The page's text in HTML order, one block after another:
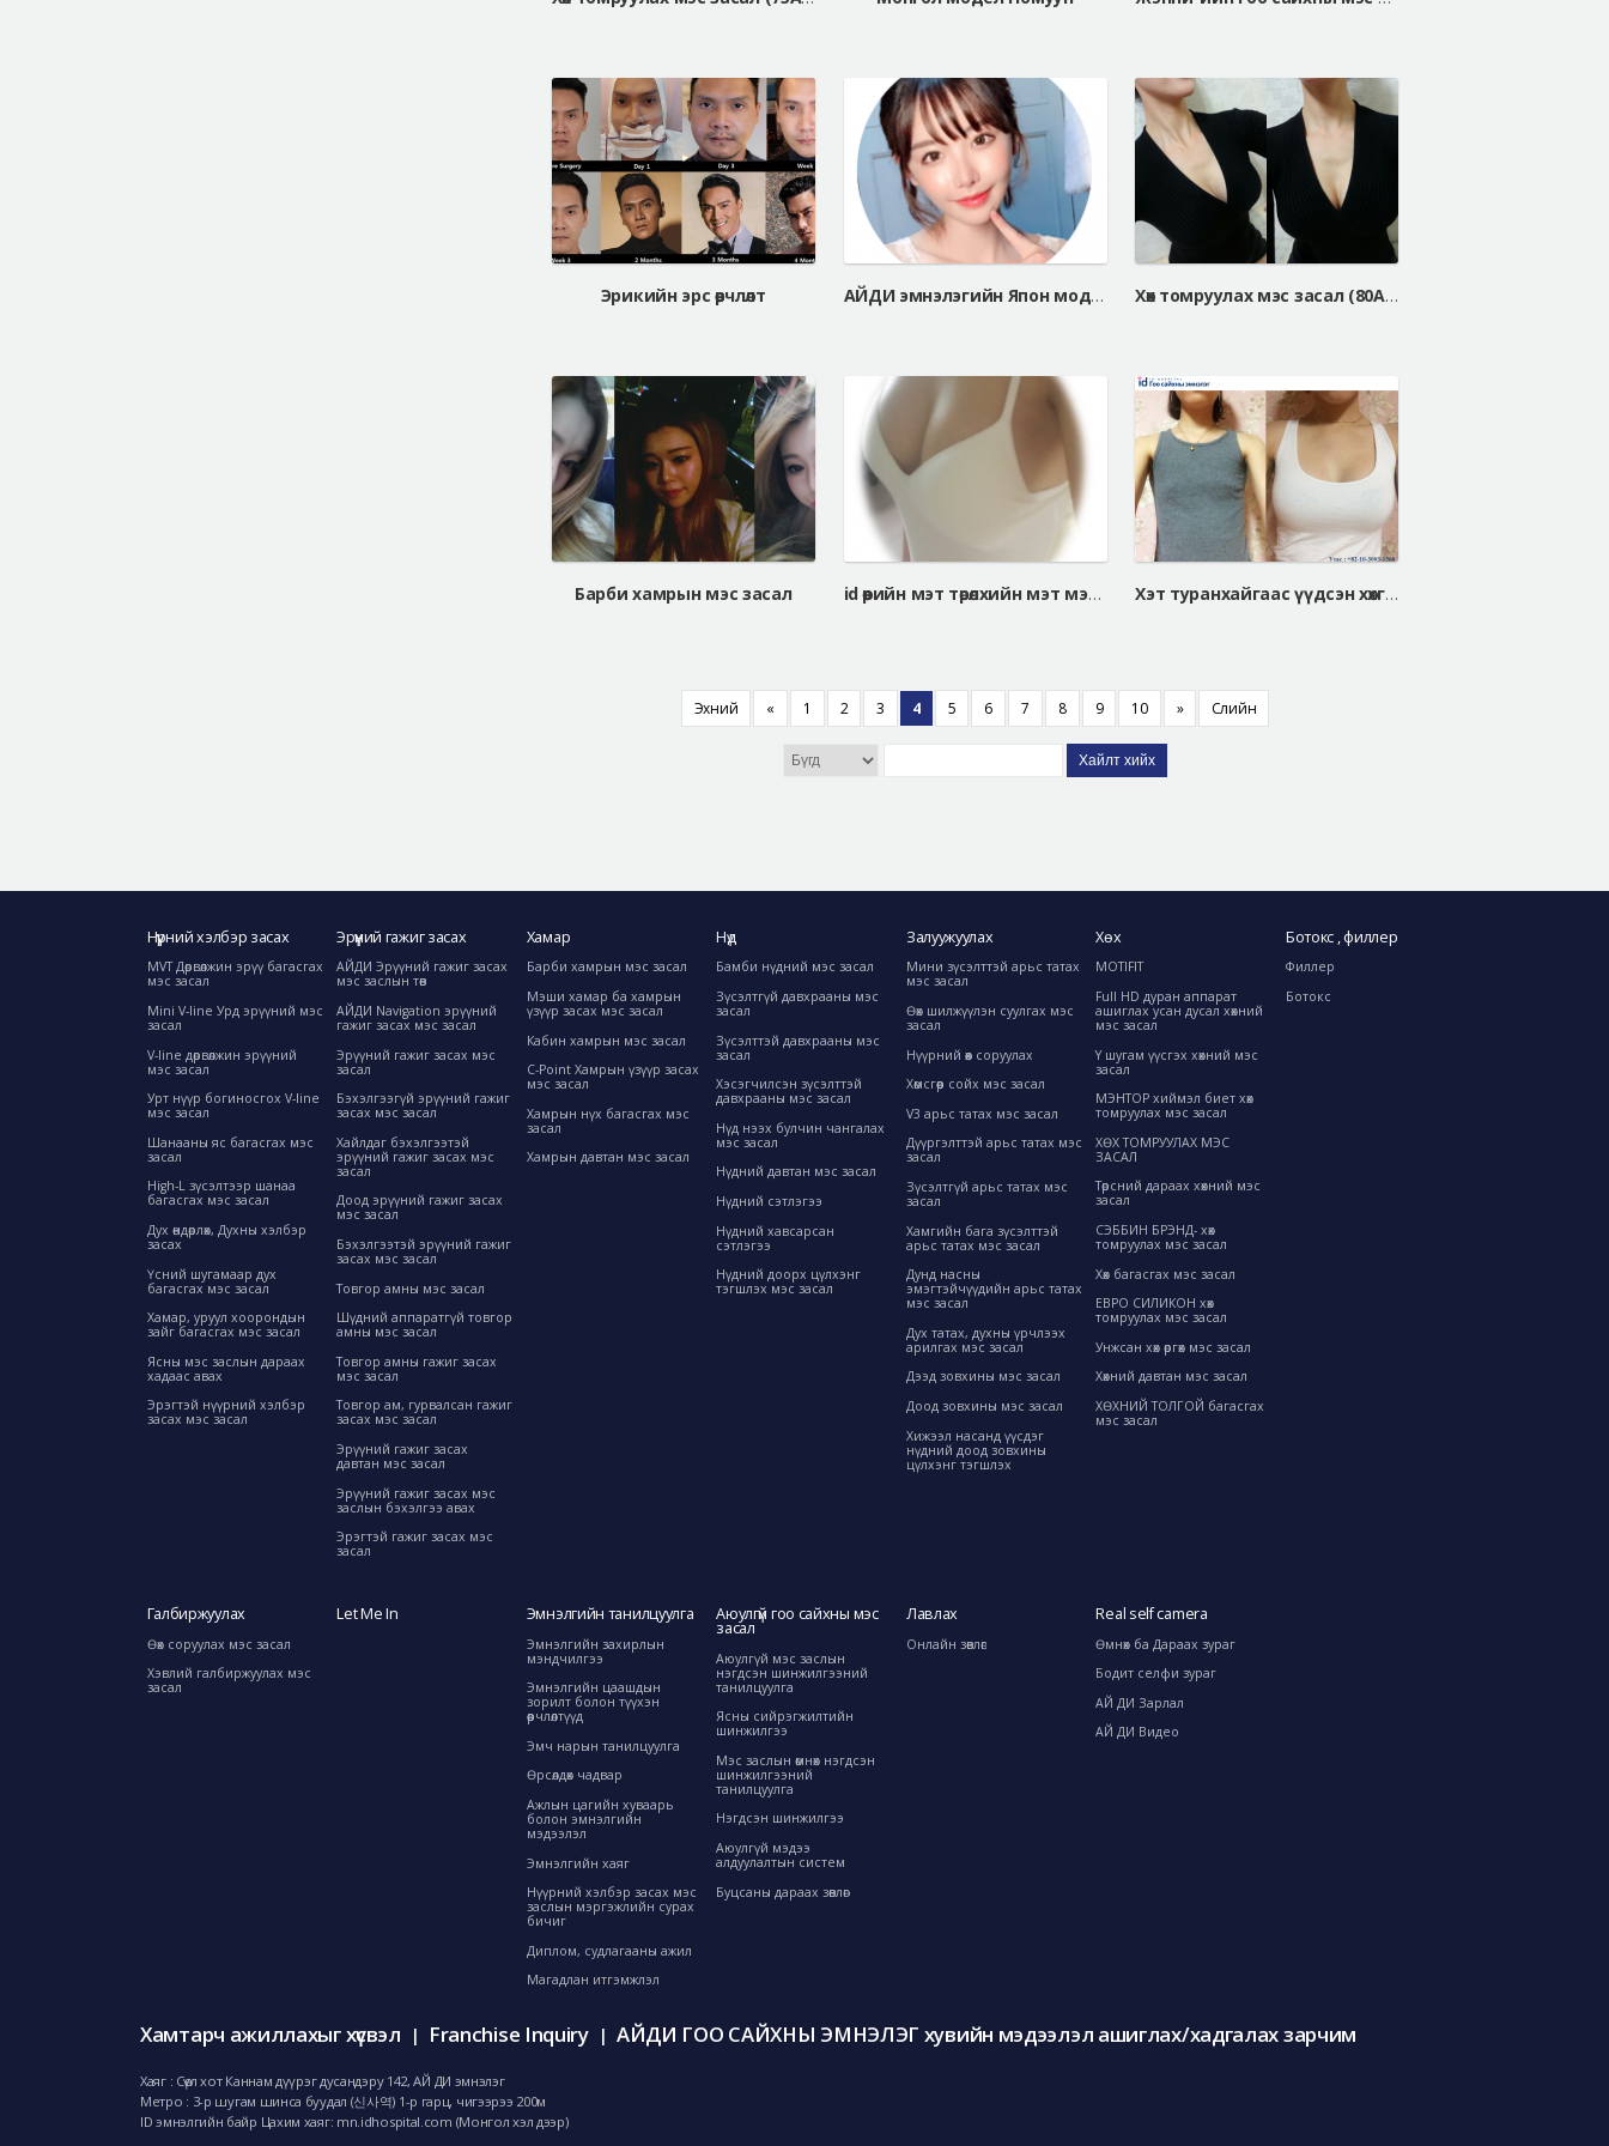
Эрикийн эрс өөрчлөлт АЙДИ эмнэлэгийн Япон модел А Жи Са Хөх томруулах мэс засал (80A=>80fullB Белла Жел)
Барби хамрын мэс засал id өөрийн мэт төрөлхийн мэт мэдрэмж: Белла Жел Майкро 75A=>75fullB Хэт туранхайгаас үүдсэн хөхгүй цээжэндээ хөх томруулах мэс засал хийлгэснээр....
Эхний « 1 2 3 4 5 6 7 8 9 10 » Сүүлийн
Хайлт хийх
Нүүрний хэлбэр засах
MVT Дөрвөлжин эрүү багасгах
мэс засал
Mini V-line Урд эрүүний мэс
засал
V-line дөрвөлжин эрүүний
мэс засал
Урт нүүр богиносгох V-line
мэс засал
Шанааны яс багасгах мэс
засал
High-L зүсэлтээр шанаа
багасгах мэс засал
Дух өндөрлөх, Духны хэлбэр
засах
Үсний шугамаар дух
багасгах мэс засал
Хамар, уруул хоорондын
зайг багасгах мэс засал
Ясны мэс заслын дараах
хадаас авах
Эрэгтэй нүүрний хэлбэр
засах мэс засал
Эрүүний гажиг засах
АЙДИ Эрүүний гажиг засах
мэс заслын төв
АЙДИ Navigation эрүүний
гажиг засах мэс засал
Эрүүний гажиг засах мэс
засал
Бэхэлгээгүй эрүүний гажиг
засах мэс засал
Хайлдаг бэхэлгээтэй
эрүүний гажиг засах мэс
засал
Доод эрүүний гажиг засах
мэс засал
Бэхэлгээтэй эрүүний гажиг
засах мэс засал
Товгор амны мэс засал
Шүдний аппаратгүй товгор
амны мэс засал
Товгор амны гажиг засах
мэс засал
Товгор ам, гурвалсан гажиг
засах мэс засал
Эрүүний гажиг засах
давтан мэс засал
Эрүүний гажиг засах мэс
заслын бэхэлгээ авах
Эрэгтэй гажиг засах мэс
засал
Хамар
Барби хамрын мэс засал
Мэши хамар ба хамрын
үзүүр засах мэс засал
Кабин хамрын мэс засал
C-Point Хамрын үзүүр засах
мэс засал
Хамрын нүх багасгах мэс
засал
Хамрын давтан мэс засал
Нүд
Бамби нүдний мэс засал
Зүсэлтгүй давхрааны мэс
засал
Зүсэлттэй давхрааны мэс
засал
Хэсэгчилсэн зүсэлттэй
давхрааны мэс засал
Нүд нээх булчин чангалах
мэс засал
Нүдний давтан мэс засал
Нүдний сэтлэгээ
Нүдний хавсарсан
сэтлэгээ
Нүдний доорх цүлхэнг
тэгшлэх мэс засал
Залуужуулах
Мини зүсэлттэй арьс татах
мэс засал
Өөх шилжүүлэн суулгах мэс
засал
Нүүрний өөх соруулах
Хөмсгөөр сойх мэс засал
V3 арьс татах мэс засал
Дүүргэлттэй арьс татах мэс
засал
Зүсэлтгүй арьс татах мэс
засал
Хамгийн бага зүсэлттэй
арьс татах мэс засал
Дунд насны
эмэгтэйчүүдийн арьс татах
мэс засал
Дух татах, духны үрчлээх
арилгах мэс засал
Дээд зовхины мэс засал
Доод зовхины мэс засал
Хижээл насанд үүсдэг
нүдний доод зовхины
цүлхэнг тэгшлэх
Хөх
MOTIFIT
Full HD дуран аппарат
ашиглах усан дусал хөхний
мэс засал
Y шугам үүсгэх хөхний мэс
засал
МЭНТОР хиймэл биет хөх
томруулах мэс засал
ХӨХ ТОМРУУЛАХ МЭС
ЗАСАЛ
Төрсний дараах хөхний мэс
засал
СЭББИН БРЭНД- хөх
томруулах мэс засал
Хөх багасгах мэс засал
ЕВРО СИЛИКОН хөх
томруулах мэс засал
Унжсан хөх өргөх мэс засал
Хөхний давтан мэс засал
ХӨХНИЙ ТОЛГОЙ багасгах
мэс засал
Ботокс , филлер
Филлер
Ботокс
Галбиржуулах
Өөх соруулах мэс засал
Хэвлий галбиржуулах мэс
засал
Let Me In Эмнэлгийн танилцуулга
Эмнэлгийн захирлын
мэндчилгээ
Эмнэлгийн цаашдын
зорилт болон түүхэн
өөрчлөлтүүд
Эмч нарын танилцуулга
Өрсөлдөх чадвар
Ажлын цагийн хуваарь
болон эмнэлгийн
мэдээлэл
Эмнэлгийн хаяг
Нүүрний хэлбэр засах мэс
заслын мэргэжлийн сурах
бичиг
Диплом, судлагааны ажил
Магадлан итгэмжлэл
Аюулгүй гоо сайхны мэс
засал
Аюулгүй мэс заслын
нэгдсэн шинжилгээний
танилцуулга
Ясны сийрэгжилтийн
шинжилгээ
Мэс заслын өмнөх нэгдсэн
шинжилгээний
танилцуулга
Нэгдсэн шинжилгээ
Аюулгүй мэдээ
алдуулалтын систем
Буцсаны дараах зөвлөгөө
Лавлах
Онлайн зөвлөгөө
Real self camera
Өмнөх ба Дараах зураг
Бодит селфи зураг
АЙ ДИ Зарлал
АЙ ДИ Видео
Хамтарч ажиллахыг хүсвэл | Franchise Inquiry | АЙДИ ГОО САЙХНЫ ЭМНЭЛЭГ хувийн мэдээлэл ашиглах/хадгалах зарчим
Хаяг : Сөүл хот Каннам дүүрэг дусандэру 142, АЙ ДИ эмнэлэг
Метро : 3-р шугам шинса буудал (신사역) 1-р гарц, чигээрээ 200м
ID эмнэлгийн байр Цахим хаяг: mn.idhospital.com (Монгол хэл дээр)